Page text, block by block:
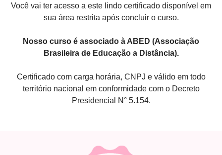
Você vai ter acesso a este lindo certificado disponível em
sua área restrita após concluir o curso.
Nosso curso é associado à ABED (Associação
Brasileira de Educação a Distância).
Certificado com carga horária, CNPJ e válido em todo
território nacional em conformidade com o Decreto
Presidencial N° 5.154.